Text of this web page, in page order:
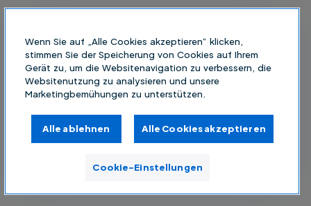
Wenn Sie auf „Alle Cookies akzeptieren“ klicken,
stimmen Sie der Speicherung von Cookies auf Ihrem
Gerät zu, um die Websitenavigation zu verbessern, die
Websitenutzung zu analysieren und unsere
Marketingbemühungen zu unterstützen.
Alle ablehnen Alle Cookies akzeptieren
Cookie-Einstellungen